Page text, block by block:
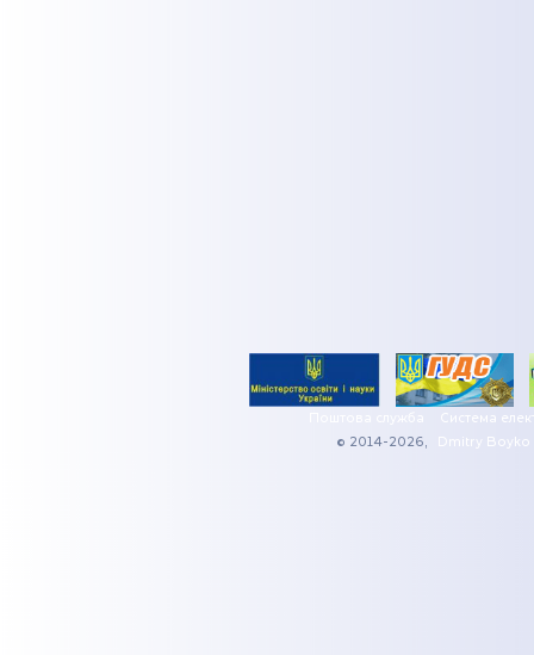
Поштова служба
Система
© 2014-2026,
Dmitry Boyko